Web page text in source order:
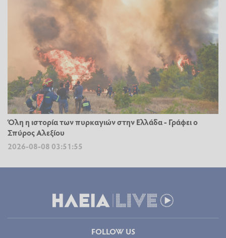
Όλη η ιστορία των πυρκαγιών στην Ελλάδα - Γράφει ο
Σπύρος Αλεξίου
2026-08-08 03:51:55
FOLLOW US